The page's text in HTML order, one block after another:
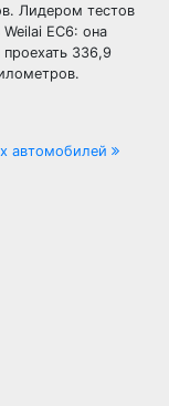
Лидером тестов
EC6: она
336,9
автомобилей